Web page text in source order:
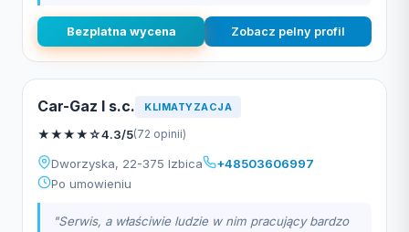
Bezplatna wycena Zobacz pelny profil
Car-Gaz I s.c. KLIMATYZACJA
★★★★☆4.3/5(72 opinii)
Dworzyska, 22-375 Izbica
+48503606997
Po umowieniu
"Serwis, a właściwie ludzie w nim pracujący bardzo